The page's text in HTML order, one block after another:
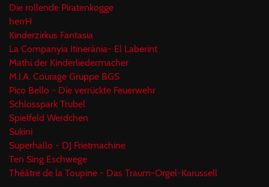
Die rollende Piratenkogge
herrH
Kinderzirkus Fantasia
La Companyia Itinerània- El Laberint
Mathi der Kinderliedermacher
M.I.A. Courage Gruppe BGS
Pico Bello - Die verrückte Feuerwehr
Schlosspark Trubel
Spielfeld Werdchen
Sukini
Superhallo - DJ Frietmachine
Ten Sing Eschwege
Théâtre de la Toupine - Das Traum-Orgel-Karussell